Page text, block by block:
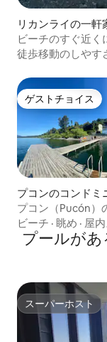
リカンライの一軒
ビーチのすぐ近く
徒歩移動のしやす
ゲストチョイス
ゲストチョイス
プコンのコンドミ
プコン（Pucón）
ビーチ · 眺め · 屋
プールが
スーパーホスト
スーパーホスト